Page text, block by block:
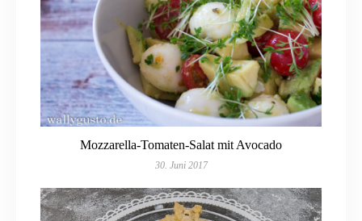
Mozzarella-Tomaten-Salat mit Avocado
30. Juni 2017